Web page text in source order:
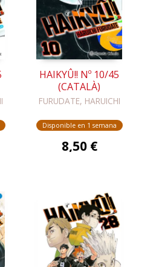
HAIKYÛ!! Nº 10/45
(CATALÀ)
FURUDATE, HARUICHI
Disponible en 1 semana
8,50 €